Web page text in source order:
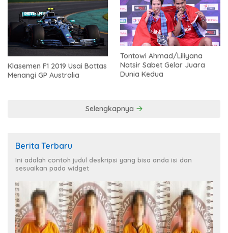
Klasemen F1 2019 Usai Bottas
Menangi GP Australia
Tontowi Ahmad/Liliyana
Natsir Sabet Gelar Juara
Dunia Kedua
Selengkapnya
Berita Terbaru
Ini adalah contoh judul deskripsi yang bisa anda isi dan
sesuaikan pada widget